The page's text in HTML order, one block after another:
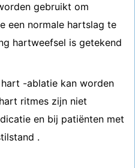
gebruikt om
een normale hartslag te
hartweefsel is getekend
-ablatie kan worden
ritmes zijn niet
en bij patiënten met
.